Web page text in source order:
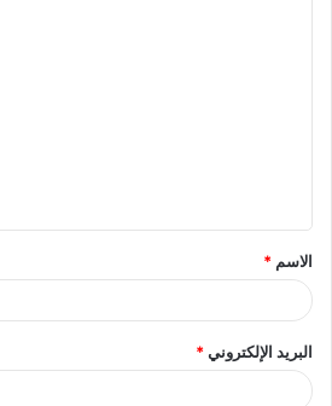
ق
*
الاسم *
البريد الإلكتروني*